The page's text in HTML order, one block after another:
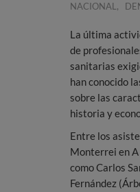
NACIONAL ,
La última
de
sanitarias
han conocido
sobre las
historia y
Entre los
Monterrei en
como Carlos
Fernández